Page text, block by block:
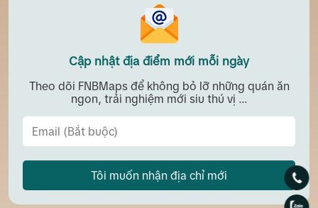
Cập nhật địa điểm mới mỗi ngày
Theo dõi FNBMaps để không bỏ lỡ những quán ăn
ngon, trải nghiệm mới siu thú vị ...
Tôi muốn nhận địa chỉ mới